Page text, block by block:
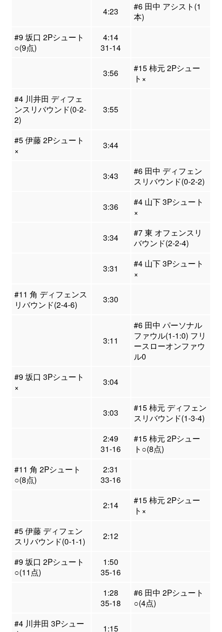
4:23
#6 田中 アシスト(1
本)
#9 坂口 2Pシュート
○(9点)
4:14
31-14
3:56
#15 柿元 2Pシュー
ト×
#4 川井田 ディフェ
ンスリバウンド(0-2-
2)
3:55
#5 伊藤 2Pシュート
×
3:44
3:43
#6 田中 ディフェン
スリバウンド(0-2-2)
3:36
#4 山下 3Pシュート
×
3:34
#7 東 オフェンスリ
バウンド(2-2-4)
3:31
#4 山下 3Pシュート
×
#11 角 ディフェンス
リバウンド(2-4-6)
3:30
3:11
#6 田中 パーソナル
ファウル(1-1:0) フリ
ースローオンファウ
ル0
#9 坂口 3Pシュート
×
3:04
3:03
#15 柿元 ディフェン
スリバウンド(1-3-4)
2:49
31-16
#15 柿元 2Pシュー
ト○(8点)
#11 角 2Pシュート
○(8点)
2:31
33-16
2:14
#15 柿元 2Pシュー
ト×
#5 伊藤 ディフェン
スリバウンド(0-1-1)
2:12
#9 坂口 2Pシュート
○(11点)
1:50
35-16
1:28
35-18
#6 田中 2Pシュート
○(4点)
#4 川井田 3Pシュー
1:15